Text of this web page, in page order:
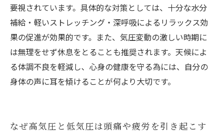
要視されています。具体的な対策としては、十分な水分
補給・軽いストレッチング・深呼吸によるリラックス効
果の促進が効果的です。また、気圧変動の激しい時期に
は無理をせず休息をとることも推奨されます。天候によ
る体調不良を軽減し、心身の健康を守る為には、自分の
身体の声に耳を傾けることが何より大切です。
なぜ高気圧と低気圧は頭痛や疲労を引き起こす